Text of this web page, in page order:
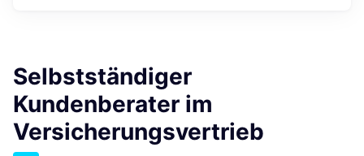
Selbstständiger
Kundenberater im
Versicherungsvertrieb